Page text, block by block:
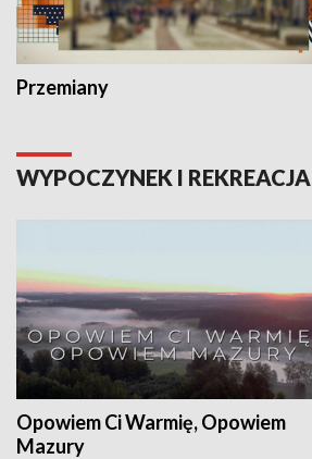
Przemiany
WYPOCZYNEK I REKREACJA
Opowiem Ci Warmię, Opowiem
Mazury